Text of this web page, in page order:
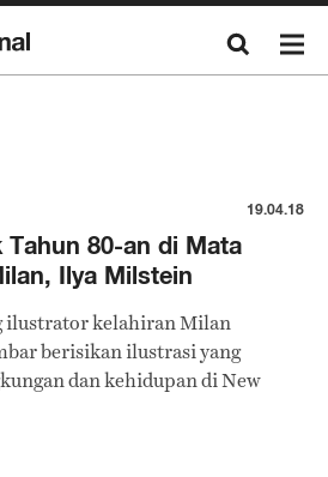
19.04.18
80-an di Mata
Ilya Milstein
ilustrator kelahiran Milan
berisikan ilustrasi yang
dan kehidupan di New